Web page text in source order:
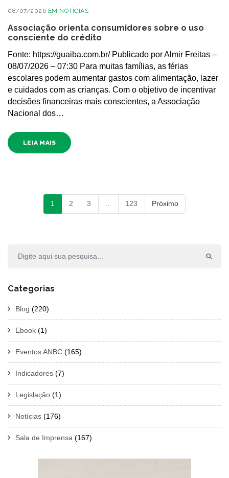
08/07/2026 EM NOTÍCIAS
Associação orienta consumidores sobre o uso
consciente do crédito
Fonte: https://guaiba.com.br/ Publicado por Almir Freitas –
08/07/2026 – 07:30 Para muitas famílias, as férias
escolares podem aumentar gastos com alimentação, lazer
e cuidados com as crianças. Com o objetivo de incentivar
decisões financeiras mais conscientes, a Associação
Nacional dos…
LEIA MAIS
1 2 3 ... 123 Próximo
Categorias
Blog (220)
Ebook (1)
Eventos ANBC (165)
Indicadores (7)
Legislação (1)
Notícias (176)
Sala de Imprensa (167)